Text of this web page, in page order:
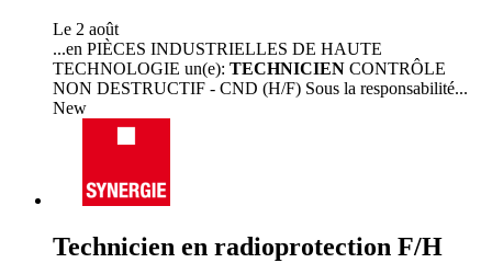
Le 2 août
...en PIÈCES INDUSTRIELLES DE HAUTE
TECHNOLOGIE un(e): TECHNICIEN CONTRÔLE
NON DESTRUCTIF - CND (H/F) Sous la responsabilité...
New
Technicien en radioprotection F/H